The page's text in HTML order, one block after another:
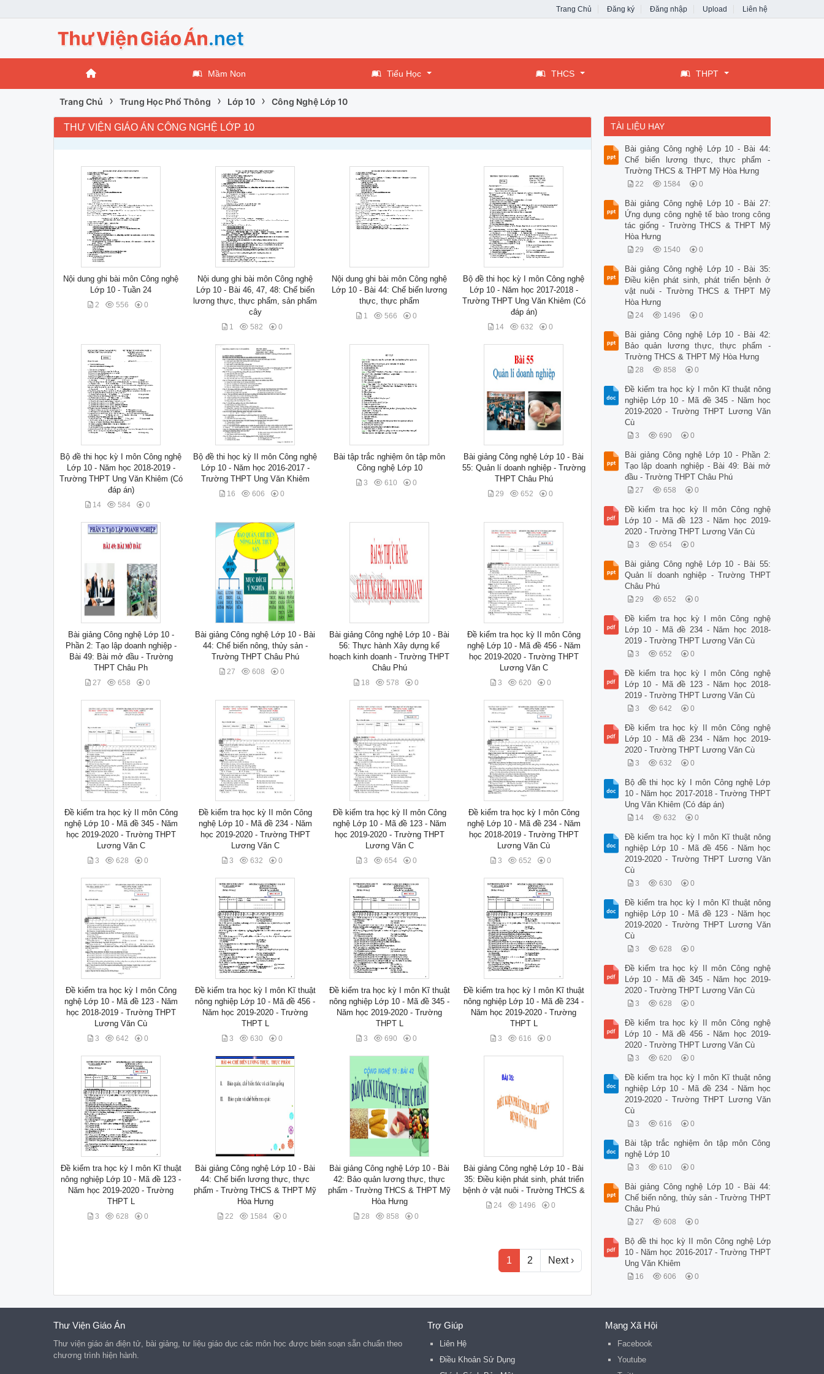
Trang Chủ Đăng ký Đăng nhập Upload Liên hệ
Mầm Non Tiểu Học THCS THPT
Trang Chủ › Trung Học Phổ Thông › Lớp 10 › Công Nghệ Lớp 10
THƯ VIỆN GIÁO ÁN CÔNG NGHỆ LỚP 10
Nội dung ghi bài môn Công nghệ
Lớp 10 - Tuần 24
2 556 0
Nội dung ghi bài môn Công nghệ
Lớp 10 - Bài 46, 47, 48: Chế biến
lương thực, thực phẩm, sản phẩm
cây
1 582 0
Nội dung ghi bài môn Công nghệ
Lớp 10 - Bài 44: Chế biến lương
thực, thực phẩm
1 566 0
Bộ đề thi học kỳ I môn Công nghệ
Lớp 10 - Năm học 2017-2018 -
Trường THPT Ung Văn Khiêm (Có
đáp án)
14 632 0
Bộ đề thi học kỳ I môn Công nghệ
Lớp 10 - Năm học 2018-2019 -
Trường THPT Ung Văn Khiêm (Có
đáp án)
14 584 0
Bộ đề thi học kỳ II môn Công nghệ
Lớp 10 - Năm học 2016-2017 -
Trường THPT Ung Văn Khiêm
16 606 0
Bài tập trắc nghiệm ôn tập môn
Công nghệ Lớp 10
3 610 0
Bài giảng Công nghệ Lớp 10 - Bài
55: Quản lí doanh nghiệp - Trường
THPT Châu Phú
29 652 0
Bài giảng Công nghệ Lớp 10 -
Phần 2: Tạo lập doanh nghiệp -
Bài 49: Bài mở đầu - Trường
THPT Châu Ph
27 658 0
Bài giảng Công nghệ Lớp 10 - Bài
44: Chế biến nông, thủy sản -
Trường THPT Châu Phú
27 608 0
Bài giảng Công nghệ Lớp 10 - Bài
56: Thực hành Xây dựng kế
hoạch kinh doanh - Trường THPT
Châu Phú
18 578 0
Đề kiểm tra học kỳ II môn Công
nghệ Lớp 10 - Mã đề 456 - Năm
học 2019-2020 - Trường THPT
Lương Văn C
3 620 0
Đề kiểm tra học kỳ II môn Công
nghệ Lớp 10 - Mã đề 345 - Năm
học 2019-2020 - Trường THPT
Lương Văn C
3 628 0
Đề kiểm tra học kỳ II môn Công
nghệ Lớp 10 - Mã đề 234 - Năm
học 2019-2020 - Trường THPT
Lương Văn C
3 632 0
Đề kiểm tra học kỳ II môn Công
nghệ Lớp 10 - Mã đề 123 - Năm
học 2019-2020 - Trường THPT
Lương Văn C
3 654 0
Đề kiểm tra học kỳ I môn Công
nghệ Lớp 10 - Mã đề 234 - Năm
học 2018-2019 - Trường THPT
Lương Văn Cù
3 652 0
Đề kiểm tra học kỳ I môn Công
nghệ Lớp 10 - Mã đề 123 - Năm
học 2018-2019 - Trường THPT
Lương Văn Cù
3 642 0
Đề kiểm tra học kỳ I môn Kĩ thuật
nông nghiệp Lớp 10 - Mã đề 456 -
Năm học 2019-2020 - Trường
THPT L
3 630 0
Đề kiểm tra học kỳ I môn Kĩ thuật
nông nghiệp Lớp 10 - Mã đề 345 -
Năm học 2019-2020 - Trường
THPT L
3 690 0
Đề kiểm tra học kỳ I môn Kĩ thuật
nông nghiệp Lớp 10 - Mã đề 234 -
Năm học 2019-2020 - Trường
THPT L
3 616 0
Đề kiểm tra học kỳ I môn Kĩ thuật
nông nghiệp Lớp 10 - Mã đề 123 -
Năm học 2019-2020 - Trường
THPT L
3 628 0
Bài giảng Công nghệ Lớp 10 - Bài
44: Chế biến lương thực, thực
phẩm - Trường THCS & THPT Mỹ
Hòa Hưng
22 1584 0
Bài giảng Công nghệ Lớp 10 - Bài
42: Bảo quản lương thực, thực
phẩm - Trường THCS & THPT Mỹ
Hòa Hưng
28 858 0
Bài giảng Công nghệ Lớp 10 - Bài
35: Điều kiện phát sinh, phát triển
bệnh ở vật nuôi - Trường THCS &
24 1496 0
1 2 Next ›
TÀI LIỆU HAY
Bài giảng Công nghệ Lớp 10 - Bài 44:
Chế biến lương thực, thực phẩm -
Trường THCS & THPT Mỹ Hòa Hưng
22 1584 0
Bài giảng Công nghệ Lớp 10 - Bài 27:
Ứng dụng công nghệ tế bào trong công
tác giống - Trường THCS & THPT Mỹ
Hòa Hưng
29 1540 0
Bài giảng Công nghệ Lớp 10 - Bài 35:
Điều kiện phát sinh, phát triển bệnh ở
vật nuôi - Trường THCS & THPT Mỹ
Hòa Hưng
24 1496 0
Bài giảng Công nghệ Lớp 10 - Bài 42:
Bảo quản lương thực, thực phẩm -
Trường THCS & THPT Mỹ Hòa Hưng
28 858 0
Đề kiểm tra học kỳ I môn Kĩ thuật nông
nghiệp Lớp 10 - Mã đề 345 - Năm học
2019-2020 - Trường THPT Lương Văn
Cù
3 690 0
Bài giảng Công nghệ Lớp 10 - Phần 2:
Tạo lập doanh nghiệp - Bài 49: Bài mở
đầu - Trường THPT Châu Phú
27 658 0
Đề kiểm tra học kỳ II môn Công nghệ
Lớp 10 - Mã đề 123 - Năm học 2019-
2020 - Trường THPT Lương Văn Cù
3 654 0
Bài giảng Công nghệ Lớp 10 - Bài 55:
Quản lí doanh nghiệp - Trường THPT
Châu Phú
29 652 0
Đề kiểm tra học kỳ I môn Công nghệ
Lớp 10 - Mã đề 234 - Năm học 2018-
2019 - Trường THPT Lương Văn Cù
3 652 0
Đề kiểm tra học kỳ I môn Công nghệ
Lớp 10 - Mã đề 123 - Năm học 2018-
2019 - Trường THPT Lương Văn Cù
3 642 0
Đề kiểm tra học kỳ II môn Công nghệ
Lớp 10 - Mã đề 234 - Năm học 2019-
2020 - Trường THPT Lương Văn Cù
3 632 0
Bộ đề thi học kỳ I môn Công nghệ Lớp
10 - Năm học 2017-2018 - Trường THPT
Ung Văn Khiêm (Có đáp án)
14 632 0
Đề kiểm tra học kỳ I môn Kĩ thuật nông
nghiệp Lớp 10 - Mã đề 456 - Năm học
2019-2020 - Trường THPT Lương Văn
Cù
3 630 0
Đề kiểm tra học kỳ I môn Kĩ thuật nông
nghiệp Lớp 10 - Mã đề 123 - Năm học
2019-2020 - Trường THPT Lương Văn
Cù
3 628 0
Đề kiểm tra học kỳ II môn Công nghệ
Lớp 10 - Mã đề 345 - Năm học 2019-
2020 - Trường THPT Lương Văn Cù
3 628 0
Đề kiểm tra học kỳ II môn Công nghệ
Lớp 10 - Mã đề 456 - Năm học 2019-
2020 - Trường THPT Lương Văn Cù
3 620 0
Đề kiểm tra học kỳ I môn Kĩ thuật nông
nghiệp Lớp 10 - Mã đề 234 - Năm học
2019-2020 - Trường THPT Lương Văn
Cù
3 616 0
Bài tập trắc nghiệm ôn tập môn Công
nghệ Lớp 10
3 610 0
Bài giảng Công nghệ Lớp 10 - Bài 44:
Chế biến nông, thủy sản - Trường THPT
Châu Phú
27 608 0
Bộ đề thi học kỳ II môn Công nghệ Lớp
10 - Năm học 2016-2017 - Trường THPT
Ung Văn Khiêm
16 606 0
Thư Viện Giáo Án
Thư viện giáo án điện tử, bài giảng, tư liệu giáo dục các môn học được biên soạn sẵn chuẩn theo
chương trình hiện hành.
Trợ Giúp
Liên Hệ
Điều Khoản Sử Dụng
Mạng Xã Hội
Facebook
Youtube